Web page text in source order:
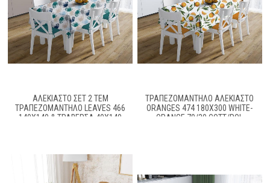
ΑΛΈΚΙΑΣΤΟ ΣΕΤ 2 ΤΕΜ
ΤΡΑΠΕΖΟΜΆΝΤΗΛΟ LEAVES 466
140X140 & ΤΡΑΒΈΡΣΑ 40X140
ΤΡΑΠΕΖΟΜΆΝΤΗΛΟ ΑΛΈΚΙΑΣΤΟ
ORANGES 474 180X300 WHITE-
ORANGE 70/30 COTT/POL